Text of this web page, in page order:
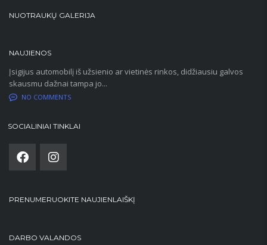
NUOTRAUKŲ GALERIJA
NAUJIENOS
Įsigijus automobilį iš užsienio ar vietinės rinkos, didžiausiu galvos
skausmu dažnai tampa jo...
NO COMMENTS
SOCIALINIAI TINKLAI
PRENUMERUOKITE NAUJIENLAIŠKĮ
DARBO VALANDOS